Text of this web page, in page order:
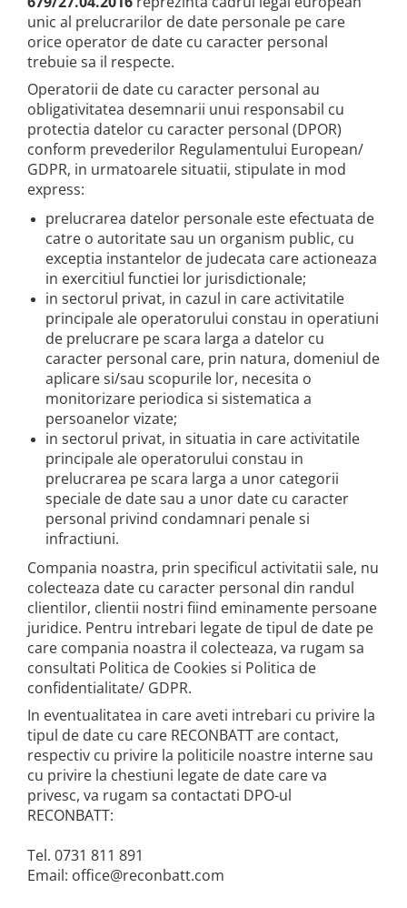
Accesorii acumulatori
Nichel
Suporti celule cilindrice Li-Ion
Tub PVC
Carcase Baterii
Cabluri
Conectori
Accesorii sisteme fotovoltaice
Alte materiale
Incarcatoare
Piese de schimb
Motor BAFANG
Biciclete/ trotinete
unic al prelucrarilor de date personale pe care
orice operator de date cu caracter personal
trebuie sa il respecte.
Operatorii de date cu caracter personal au
obligativitatea desemnarii unui responsabil cu
protectia datelor cu caracter personal (DPOR)
conform prevederilor Regulamentului European/
GDPR, in urmatoarele situatii, stipulate in mod
express:
prelucrarea datelor personale este efectuata de
catre o autoritate sau un organism public, cu
exceptia instantelor de judecata care actioneaza
in exercitiul functiei lor jurisdictionale;
in sectorul privat, in cazul in care activitatile
principale ale operatorului constau in operatiuni
de prelucrare pe scara larga a datelor cu
caracter personal care, prin natura, domeniul de
aplicare si/sau scopurile lor, necesita o
monitorizare periodica si sistematica a
persoanelor vizate;
in sectorul privat, in situatia in care activitatile
principale ale operatorului constau in
prelucrarea pe scara larga a unor categorii
speciale de date sau a unor date cu caracter
personal privind condamnari penale si
infractiuni.
Compania noastra, prin specificul activitatii sale, nu
colecteaza date cu caracter personal din randul
clientilor, clientii nostri fiind eminamente persoane
juridice. Pentru intrebari legate de tipul de date pe
care compania noastra il colecteaza, va rugam sa
consultati Politica de Cookies si Politica de
confidentialitate/ GDPR.
In eventualitatea in care aveti intrebari cu privire la
tipul de date cu care RECONBATT are contact,
respectiv cu privire la politicile noastre interne sau
cu privire la chestiuni legate de date care va
privesc, va rugam sa contactati DPO-ul
RECONBATT:
Tel. 0731 811 891
Email: office@reconbatt.com